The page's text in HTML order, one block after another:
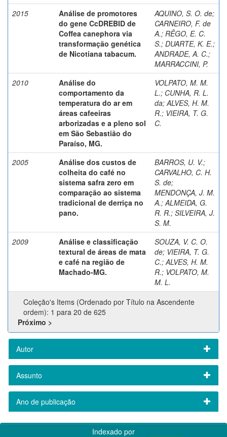
2015
Análise de promotores
do gene CcDREBID de
Coffea canephora via
transformação genética
de Nicotiana tabacum.
AQUINO, S. O. de;
CARNEIRO, F. de
A.; RÊGO, E. C.
S.; DUARTE, K. E.;
ANDRADE, A. C.;
MARRACCINI, P.
2010
Análise do
comportamento da
temperatura do ar em
áreas cafeeiras
arborizadas e a pleno sol
em São Sebastião do
Paraíso, MG.
VOLPATO, M. M.
L.; CUNHA, R. L.
da; ALVES, H. M.
R.; VIEIRA, T. G.
C.
2005
Análise dos custos de
colheita do café no
sistema safra zero em
comparação ao sistema
tradicional de derriça no
pano.
BARROS, U. V.;
CARVALHO, C. H.
S. de;
MENDONÇA, J. M.
A.; ALMEIDA, G.
R. R.; SILVEIRA, J.
S. M.
2009
Análise e classificação
textural de áreas de mata
e café na região de
Machado-MG.
SOUZA, V. C. O.
de; VIEIRA, T. G.
C.; ALVES, H. M.
R.; VOLPATO, M.
M. L.
Coleção's Items (Ordenado por Título na Ascendente
ordem): 1 para 20 de 625
Próximo >
Autor
Assunto
Ano de publicação
Indexado por